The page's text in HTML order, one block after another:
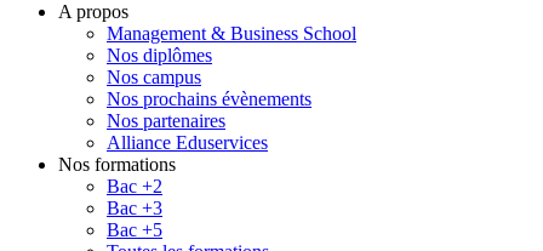
A propos
Management & Business School
Nos diplômes
Nos campus
Nos prochains évènements
Nos partenaires
Alliance Eduservices
Nos formations
Bac +2
Bac +3
Bac +5